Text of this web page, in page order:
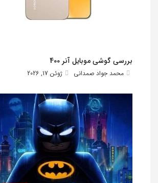
بررسی گوشی موبایل آنر 400
محمد جواد صمدانی ژوئن 17, 2026